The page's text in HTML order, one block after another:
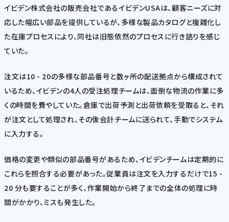
イビデン株式会社の販売会社であるイビデンUSAは、顧客ニーズに対
応した幅広い部品を提供しているが、多様な製品カタログと複雑化し
た在庫プロセスにより、同社は旧態依然のプロセスに行き詰りを感じ
ていた。
注文は10 - 20の多様な部品番号と数ヶ所の配送拠点から構成されて
いるため、イビデンの4人の受注処理チームは、面倒な物流の作業に多
くの時間を費やしていた。倉庫で出荷予測と出荷依頼を受取ると、それ
が注文として処理され、その後会計チームに送られて、手動でシステム
に入力する。
価格の変更や類似の部品番号があるため、イビデンチームは定期的に
これらを照合する必要があった。従業員は注文を入力するだけで15 -
20 分も要することが多く、作業開始から終了までの全体の処理に時
間がかかり、ミスも発生した。